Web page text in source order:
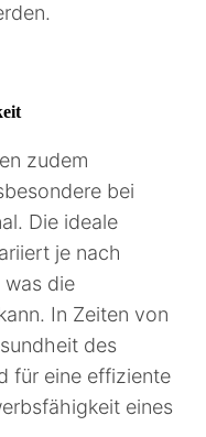
zudem
bei
Die ideale
je nach
was die
In Zeiten von
des
für eine effiziente
eines